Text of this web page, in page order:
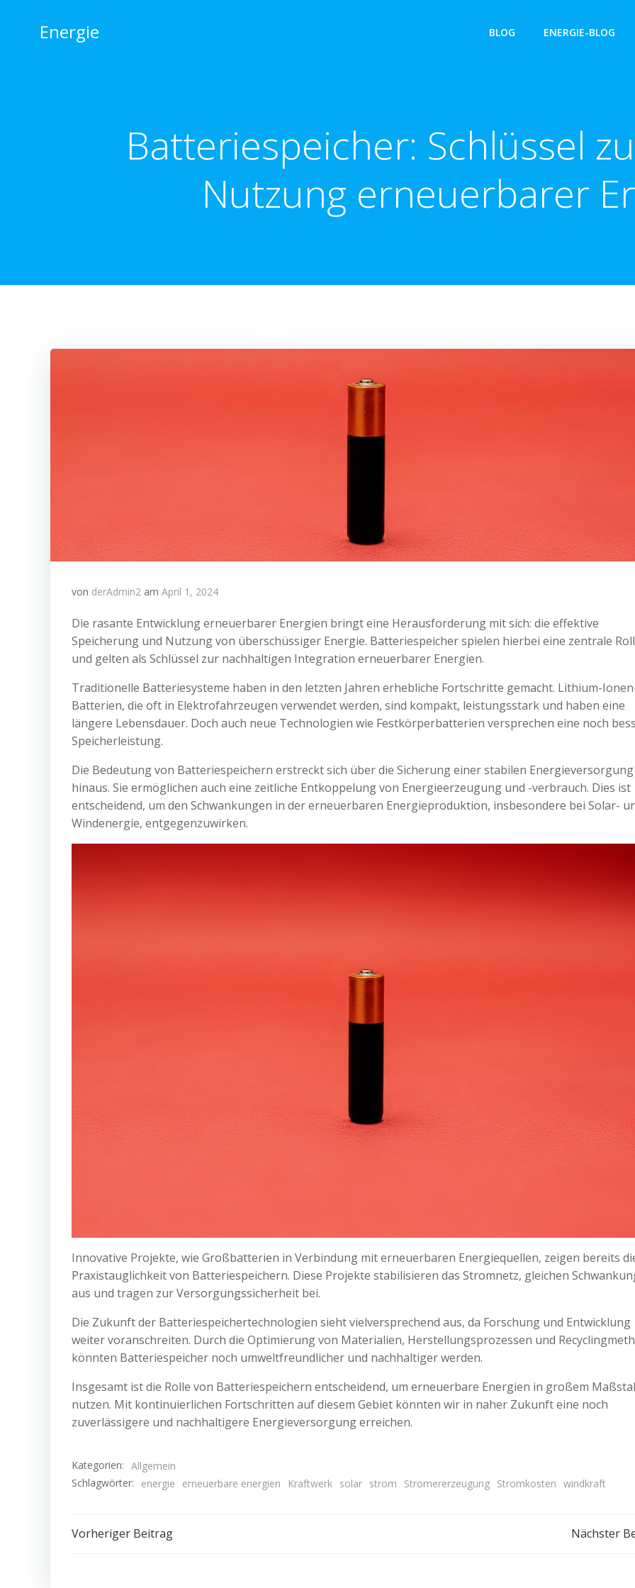
springenEnergie BLOG ENERGIE-BLOG
Batteriespeicher: Schlüssel
Nutzung erneuerbarer
von derAdmin2 am April 1, 2024
Die rasante Entwicklung erneuerbarer Energien bringt eine Herausforderung mit sich: die effektive
Speicherung und Nutzung von überschüssiger Energie. Batteriespeicher spielen hierbei eine zentrale
und gelten als Schlüssel zur nachhaltigen Integration erneuerbarer Energien.
Traditionelle Batteriesysteme haben in den letzten Jahren erhebliche Fortschritte gemacht. Lithium-
Batterien, die oft in Elektrofahrzeugen verwendet werden, sind kompakt, leistungsstark und haben eine
längere Lebensdauer. Doch auch neue Technologien wie Festkörperbatterien versprechen eine noch
Speicherleistung.
Die Bedeutung von Batteriespeichern erstreckt sich über die Sicherung einer stabilen Energieversorgung
hinaus. Sie ermöglichen auch eine zeitliche Entkoppelung von Energieerzeugung und -verbrauch. Dies ist
entscheidend, um den Schwankungen in der erneuerbaren Energieproduktion, insbesondere bei Solar-
Windenergie, entgegenzuwirken.
Innovative Projekte, wie Großbatterien in Verbindung mit erneuerbaren Energiequellen, zeigen bereits
Praxistauglichkeit von Batteriespeichern. Diese Projekte stabilisieren das Stromnetz, gleichen
aus und tragen zur Versorgungssicherheit bei.
Die Zukunft der Batteriespeichertechnologien sieht vielversprechend aus, da Forschung und Entwicklung
weiter voranschreiten. Durch die Optimierung von Materialien, Herstellungsprozessen und
könnten Batteriespeicher noch umweltfreundlicher und nachhaltiger werden.
Insgesamt ist die Rolle von Batteriespeichern entscheidend, um erneuerbare Energien in großem
nutzen. Mit kontinuierlichen Fortschritten auf diesem Gebiet könnten wir in naher Zukunft eine noch
zuverlässigere und nachhaltigere Energieversorgung erreichen.
Kategorien: Allgemein
Schlagwörter:
energie erneuerbare energien Kraftwerk solar strom Stromererzeugung Stromkosten windkraft
Beitragsnavigation
Vorheriger Beitrag Beitragsnavigation
Nächster